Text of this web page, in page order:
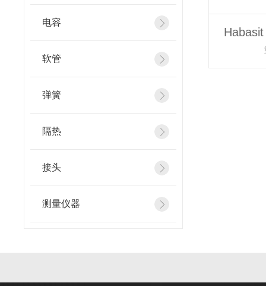
电容
软管
弹簧
隔热
接头
测量仪器